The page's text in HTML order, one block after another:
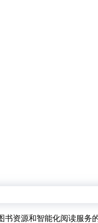
书资源和智能化阅读服